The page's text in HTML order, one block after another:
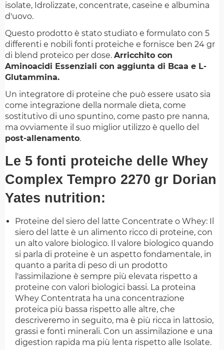
isolate, Idrolizzate, concentrate, caseine e albumina
d'uovo.
Questo prodotto è stato studiato e formulato con 5
differenti e nobili fonti proteiche e fornisce ben 24 gr
di blend proteico per dose. Arricchito con
Aminoacidi Essenziali con aggiunta di Bcaa e L-
Glutammina.
Un integratore di proteine che può essere usato sia
come integrazione della normale dieta, come
sostitutivo di uno spuntino, come pasto pre nanna,
ma ovviamente il suo miglior utilizzo è quello del
post-allenamento.
Le 5 fonti proteiche delle Whey
Complex Tempro 2270 gr Dorian
Yates nutrition:
Proteine del siero del latte Concentrate o Whey: Il
siero del latte è un alimento ricco di proteine, con
un alto valore biologico. Il valore biologico quando
si parla di proteine è un aspetto fondamentale, in
quanto a parita di peso di un prodotto
l'assimilazione è sempre più elevata rispetto a
proteine con valori biologici bassi. La proteina
Whey Contentrata ha una concentrazione
proteica più bassa rispetto alle altre, che
descriveremo in seguito, ma è più ricca in lattosio,
grassi e fonti minerali. Con un assimilazione e una
digestion rapida ma più lenta rispetto alle Isolate.